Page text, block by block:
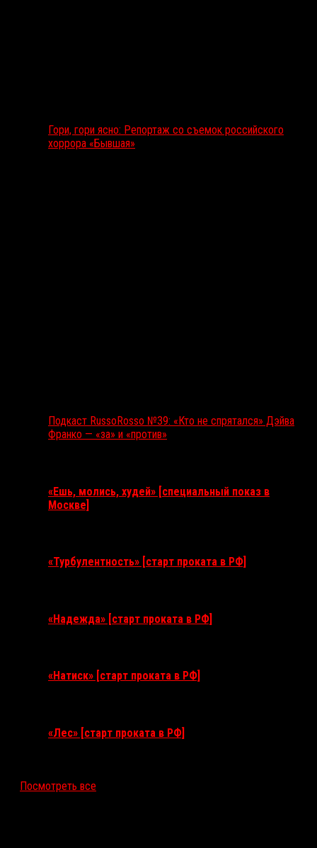
Гори, гори ясно: Репортаж со съемок российского
хоррора «Бывшая»
Подкаст RussoRosso №39: «Кто не спрятался» Дэйва
Франко — «за» и «против»
«Ешь, молись, худей» [специальный показ в
Москве]
«Турбулентность» [старт проката в РФ]
«Надежда» [старт проката в РФ]
«Натиск» [старт проката в РФ]
«Лес» [старт проката в РФ]
Посмотреть все